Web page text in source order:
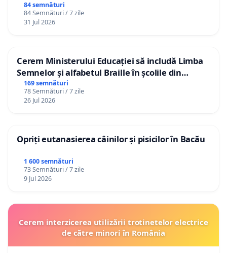
84 semnături
84 Semnături / 7 zile
31 Jul 2026
Cerem Ministerului Educației să includă Limba
Semnelor și alfabetul Braille în școlile din
Republica Moldova!
169 semnături
78 Semnături / 7 zile
26 Jul 2026
Opriți eutanasierea câinilor și pisicilor în Bacău
1 600 semnături
73 Semnături / 7 zile
9 Jul 2026
Cerem interzicerea utilizării trotinetelor electrice
de către minori în România